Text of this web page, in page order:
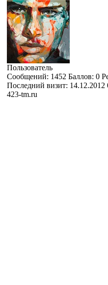
Пользователь
Cообщений: 1452 Баллов: 0
Последний визит: 14.12.2012
423-tm.ru